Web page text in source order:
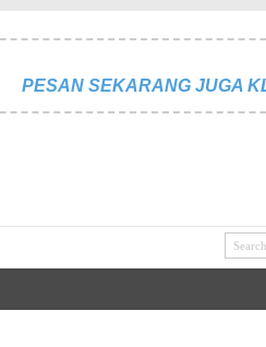
PESAN SEKARANG JUGA